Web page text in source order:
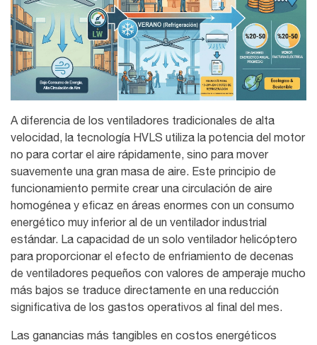
A diferencia de los ventiladores tradicionales de alta
velocidad, la tecnología HVLS utiliza la potencia del motor
no para cortar el aire rápidamente, sino para mover
suavemente una gran masa de aire. Este principio de
funcionamiento permite crear una circulación de aire
homogénea y eficaz en áreas enormes con un consumo
energético muy inferior al de un ventilador industrial
estándar. La capacidad de un solo ventilador helicóptero
para proporcionar el efecto de enfriamiento de decenas
de ventiladores pequeños con valores de amperaje mucho
más bajos se traduce directamente en una reducción
significativa de los gastos operativos al final del mes.
Las ganancias más tangibles en costos energéticos